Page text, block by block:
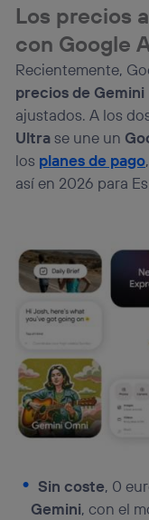
Los precios
con Google
Recientemente,
precios de Gemini
ajustados. A los
Ultrase une un
los planes de pago
así en 2026 para
Sin coste, 0
Gemini, con el